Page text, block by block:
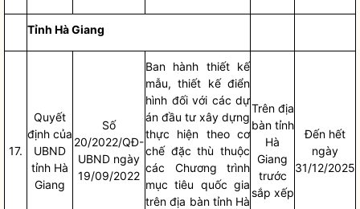
Tỉnh Hà Giang
17.
Quyết
định của
UBND
tỉnh Hà
Giang
Số
20/2022/QĐ-
UBND ngày
19/09/2022
Ban hành thiết kế
mẫu, thiết kế điển
hình đối với các dự
án đầu tư xây dựng
thực hiện theo cơ
chế đặc thù thuộc
các Chương trình
mục tiêu quốc gia
trênđịa bàntỉnh Hà
Trên địa
bàntỉnh
Hà
Giang
trước
sắp xếp
Đến hết
ngày
31/12/2025